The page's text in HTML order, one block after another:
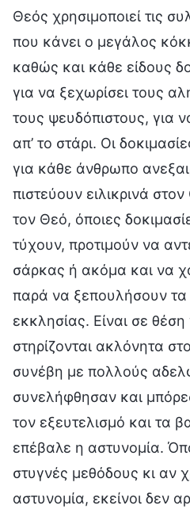
Θεός χρησιμοποιεί τις
που κάνει ο μεγάλος
καθώς και κάθε είδους
για να ξεχωρίσει τους
τους ψευδόπιστους, για
απ’ το στάρι. Οι
για κάθε άνθρωπο
πιστεύουν ειλικρινά
τον Θεό, όποιες
τύχουν, προτιμούν να
σάρκας ή ακόμα και να
παρά να ξεπουλήσουν τα
εκκλησίας. Είναι σε
στηρίζονται ακλόνητα
συνέβη με πολλούς
συνελήφθησαν και
τον εξευτελισμό και τα
επέβαλε η αστυνομία.
στυγνές μεθόδους κι αν
αστυνομία, εκείνοι δεν